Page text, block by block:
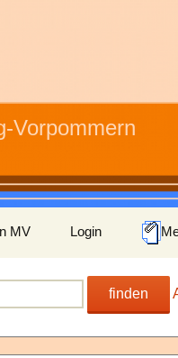
Vorpommern
MV Login
finden